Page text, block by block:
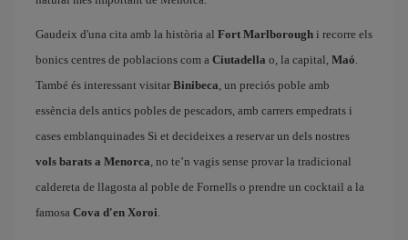
Gaudeix d'una cita amb la història al Fort Marlborough i recorre els
bonics centres de poblacions com a Ciutadella o, la capital, Maó.
També és interessant visitar Binibeca, un preciós poble amb
essència dels antics pobles de pescadors, amb carrers empedrats i
cases emblanquinades Si et decideixes a reservar un dels nostres
vols barats a Menorca, no te’n vagis sense provar la tradicional
caldereta de llagosta al poble de Fornells o prendre un cocktail a la
famosa Cova d'en Xoroi.